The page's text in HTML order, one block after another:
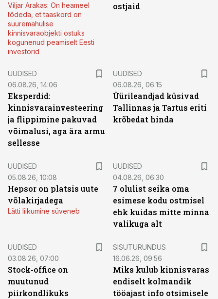
Viljar Arakas: On heameel
tõdeda, et taaskord on
suuremahulise
kinnisvaraobjekti ostuks
kogunenud peamiselt Eesti
investorid
ostjaid
UUDISED
06.08.26, 14:06
Eksperdid:
kinnisvarainvesteering
ja flippimine pakuvad
võimalusi, aga ära armu
sellesse
UUDISED
06.08.26, 06:15
Üürileandjad küsivad
Tallinnas ja Tartus eriti
krõbedat hinda
UUDISED
05.08.26, 10:08
Hepsor on platsis uute
võlakirjadega
Lätti liikumine süveneb
UUDISED
04.08.26, 06:30
7 olulist seika oma
esimese kodu ostmisel
ehk kuidas mitte minna
valikuga alt
UUDISED
03.08.26, 07:00
Stock-office on
muutunud
piirkondlikuks
SISUTURUNDUS
16.06.26, 09:56
Miks kulub kinnisvaras
endiselt kolmandik
tööajast info otsimisele